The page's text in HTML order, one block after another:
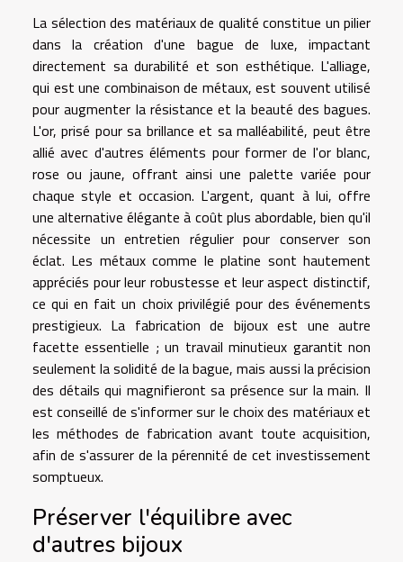
La sélection des matériaux de qualité constitue un pilier
dans la création d'une bague de luxe, impactant
directement sa durabilité et son esthétique. L'alliage,
qui est une combinaison de métaux, est souvent utilisé
pour augmenter la résistance et la beauté des bagues.
L'or, prisé pour sa brillance et sa malléabilité, peut être
allié avec d'autres éléments pour former de l'or blanc,
rose ou jaune, offrant ainsi une palette variée pour
chaque style et occasion. L'argent, quant à lui, offre
une alternative élégante à coût plus abordable, bien qu'il
nécessite un entretien régulier pour conserver son
éclat. Les métaux comme le platine sont hautement
appréciés pour leur robustesse et leur aspect distinctif,
ce qui en fait un choix privilégié pour des événements
prestigieux. La fabrication de bijoux est une autre
facette essentielle ; un travail minutieux garantit non
seulement la solidité de la bague, mais aussi la précision
des détails qui magnifieront sa présence sur la main. Il
est conseillé de s'informer sur le choix des matériaux et
les méthodes de fabrication avant toute acquisition,
afin de s'assurer de la pérennité de cet investissement
somptueux.
Préserver l'équilibre avec
d'autres bijoux